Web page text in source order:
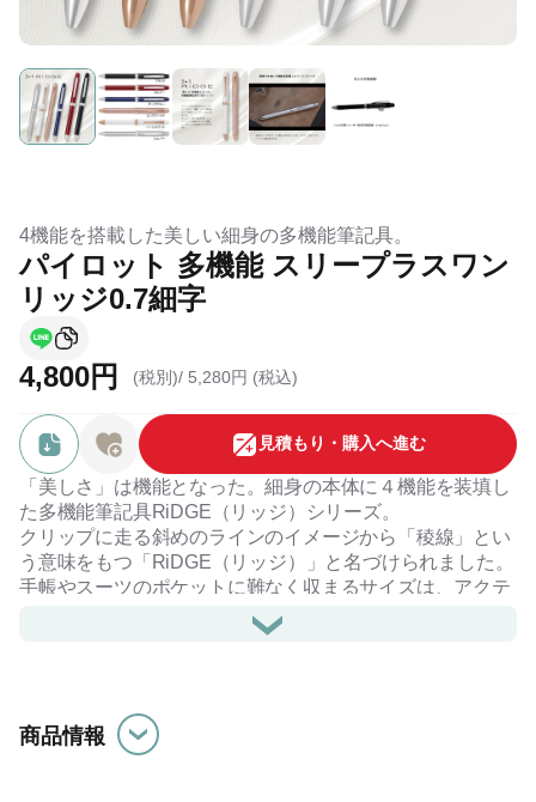
4機能を搭載した美しい細身の多機能筆記具。
パイロット 多機能 スリープラスワン
リッジ0.7細字
4,800円 (税別)/ 5,280円 (税込)
「美しさ」は機能となった。細身の本体に４機能を装填し
た多機能筆記具RiDGE（リッジ）シリーズ。
クリップに走る斜めのラインのイメージから「稜線」とい
う意味をもつ「RiDGE（リッジ）」と名づけられました。
手帳やスーツのポケットに難なく収まるサイズは、アクテ
ィブなビジネスパーソンの強い味方です。
ボールペン３色（黒・赤・青）、シャープペンシルを細身
⾒積もり・購⼊へ進む
商品情報